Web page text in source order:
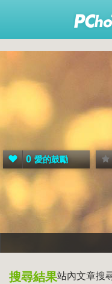
0 愛的鼓勵
搜尋結果站內文章搜